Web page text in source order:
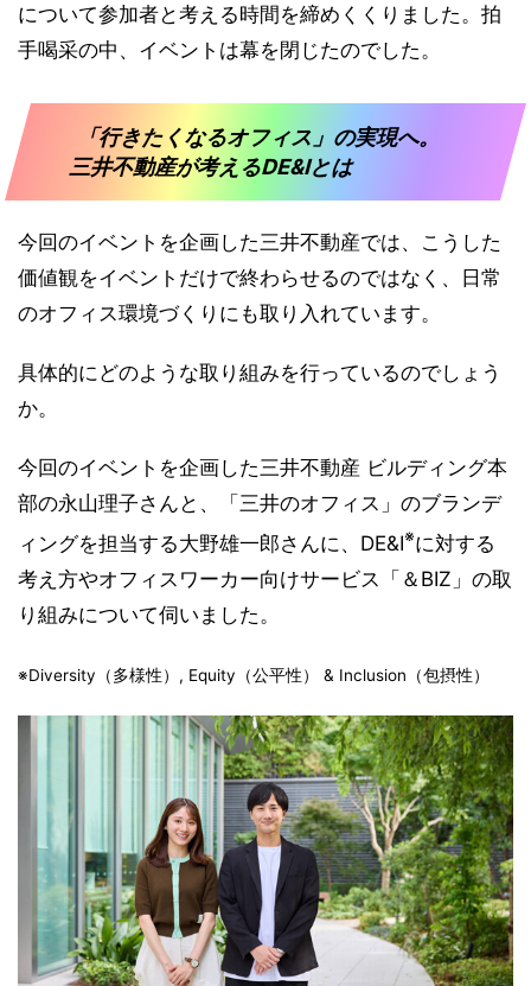
について参加者と考える時間を締めくくりました。拍
手喝采の中、イベントは幕を閉じたのでした。
「行きたくなるオフィス」の実現へ。
三井不動産が考えるDE&Iとは
今回のイベントを企画した三井不動産では、こうした
価値観をイベントだけで終わらせるのではなく、日常
のオフィス環境づくりにも取り入れています。
具体的にどのような取り組みを行っているのでしょう
か。
今回のイベントを企画した三井不動産 ビルディング本
部の永山理子さんと、「三井のオフィス」のブランデ
ィングを担当する大野雄一郎さんに、DE&I※に対する
考え方やオフィスワーカー向けサービス「＆BIZ」の取
り組みについて伺いました。
※Diversity（多様性）, Equity（公平性） & Inclusion（包摂性）